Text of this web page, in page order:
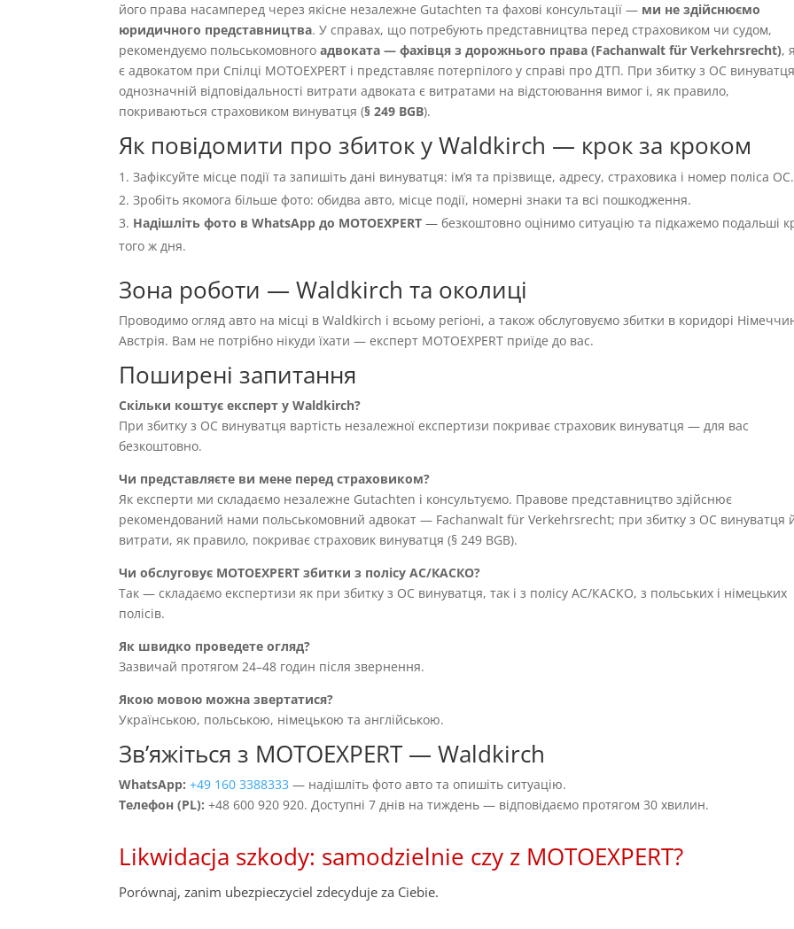
його права насамперед через якісне незалежне Gutachten та фахові консультації — ми не здійснюємо
юридичного представництва. У справах, що потребують представництва перед страховиком чи судом,
рекомендуємо польськомовногоадвоката — фахівця з дорожнього права (Fachanwalt für Verkehrsrecht),
є адвокатом при Спілці MOTOEXPERT і представляє потерпілого у справі про ДТП. При збитку з OC
однозначній відповідальності витрати адвоката є витратами на відстоювання вимог і, як правило,
покриваються страховиком винуватця (§ 249 BGB).
Як повідомити про збиток у Waldkirch — крок за кроком
Зафіксуйте місце події та запишіть дані винуватця: імʼя та прізвище, адресу, страховика і номер поліса OC.
Зробіть якомога більше фото: обидва авто, місце події, номерні знаки та всі пошкодження.
Надішліть фото в WhatsApp до MOTOEXPERT — безкоштовно оцінимо ситуацію та підкажемо подальші
того ж дня.
Зона роботи — Waldkirch та околиці
Проводимо огляд авто на місці в Waldkirch і всьому регіоні, а також обслуговуємо збитки в коридорі
Австрія. Вам не потрібно нікуди їхати — експерт MOTOEXPERT приїде до вас.
Поширені запитання
Скільки коштує експерт у Waldkirch?
При збитку з OC винуватця вартість незалежної експертизи покриває страховик винуватця — для вас
безкоштовно.
Чи представляєте ви мене перед страховиком?
Як експерти ми складаємо незалежне Gutachten і консультуємо. Правове представництво здійснює
рекомендований нами польськомовний адвокат — Fachanwalt für Verkehrsrecht; при збитку з OC винуватця
витрати, як правило, покриває страховик винуватця (§ 249 BGB).
Чи обслуговує MOTOEXPERT збитки з полісу AC/КАСКО?
Так — складаємо експертизи як при збитку з OC винуватця, так і з полісу AC/КАСКО, з польських і німецьких
полісів.
Як швидко проведете огляд?
Зазвичай протягом 24–48 годин після звернення.
Якою мовою можна звертатися?
Українською, польською, німецькою та англійською.
Звʼяжіться з MOTOEXPERT — Waldkirch
WhatsApp: +49 160 3388333 — надішліть фото авто та опишіть ситуацію.
Телефон (PL): +48 600 920 920. Доступні 7 днів на тиждень — відповідаємо протягом 30 хвилин.
Likwidacja szkody: samodzielnie czy z MOTOEXPERT?
Porównaj, zanim ubezpieczyciel zdecyduje za Ciebie.